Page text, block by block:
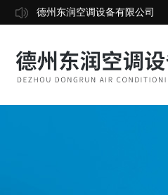
德州东润空调设备有限公司